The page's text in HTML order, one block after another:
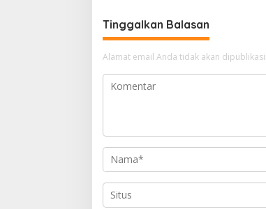
Tinggalkan Balasan
Alamat email Anda tidak akan